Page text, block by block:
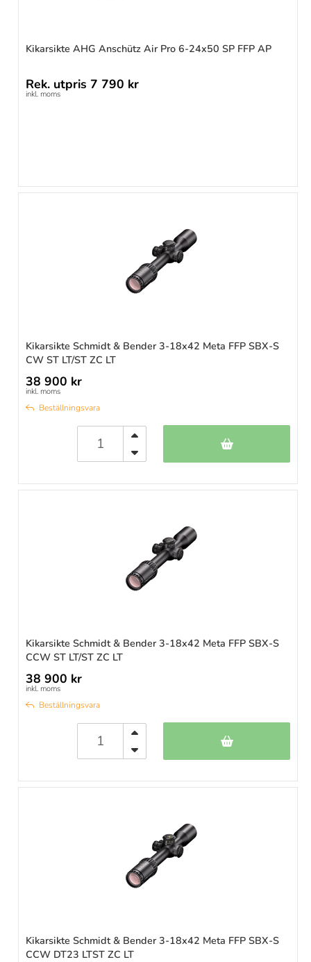
Kikarsikte AHG Anschütz Air Pro 6-24x50 SP FFP AP
Rek. utpris 7 790 kr
inkl. moms
Kikarsikte Schmidt & Bender 3-18x42 Meta FFP SBX-S
CW ST LT/ST ZC LT
38 900 kr
inkl. moms
Beställningsvara
Kikarsikte Schmidt & Bender 3-18x42 Meta FFP SBX-S
CCW ST LT/ST ZC LT
38 900 kr
inkl. moms
Beställningsvara
Kikarsikte Schmidt & Bender 3-18x42 Meta FFP SBX-S
CCW DT23 LTST ZC LT